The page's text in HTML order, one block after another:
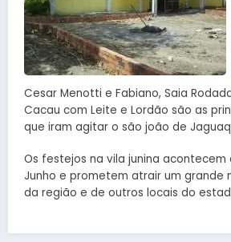
Cesar Menotti e Fabiano, Saia
Cacau com Leite e Lordão são as
que iram agitar o são joão de
Os festejos na vila junina acontecem
Junho e prometem atrair um grande
da região e de outros locais do